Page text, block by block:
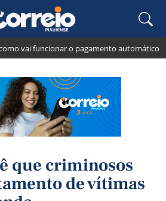
vai funcionar o pagamento automático da
que criminosos
de vítimas